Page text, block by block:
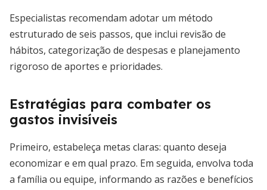
Especialistas recomendam adotar um método
estruturado de seis passos, que inclui revisão de
hábitos, categorização de despesas e planejamento
rigoroso de aportes e prioridades.
Estratégias para combater os
gastos invisíveis
Primeiro, estabeleça metas claras: quanto deseja
economizar e em qual prazo. Em seguida, envolva toda
a família ou equipe, informando as razões e benefícios